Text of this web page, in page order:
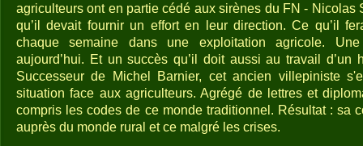
agriculteurs ont en partie cédé aux sirènes du FN - Nicolas
qu’il devait fournir un effort en leur direction. Ce qu’il
chaque semaine dans une exploitation agricole. Une
aujourd’hui. Et un succès qu’il doit aussi au travail d’un
Successeur de Michel Barnier, cet ancien villepiniste
situation face aux agriculteurs. Agrégé de lettres et
compris les codes de ce monde traditionnel. Résultat : sa
auprès du monde rural et ce malgré les crises.